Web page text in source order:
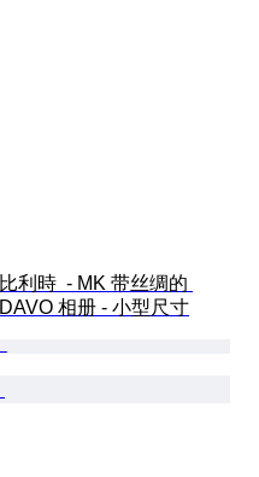
比利時  - MK 带丝绸的
DAVO 相册 - 小型尺寸